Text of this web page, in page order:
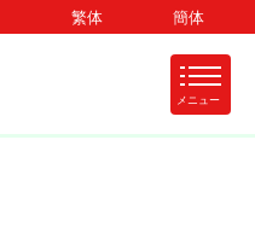
メニュー
繁体 簡体